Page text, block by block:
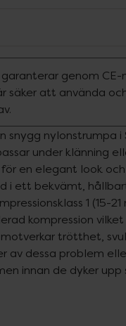
garanterar genom
säker att använda
snygg nylonstrumpa
under klänning
en elegant look
i ett bekvämt,
1 (15-
kompression
trötthet,
av dessa problem
innan de dyker upp